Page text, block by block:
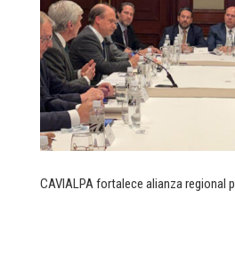
CAVIALPA fortalece alianza regional